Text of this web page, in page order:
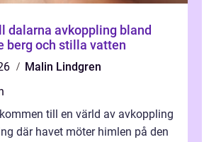
bland
berg och stilla vatten
Malin Lindgren
till en värld av avkoppling
där havet möter himlen på den